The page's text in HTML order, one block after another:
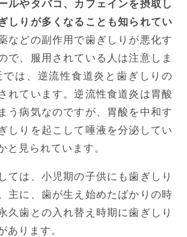
ルやタバコ、カフェインを摂取し
しりが多くなることも知られてい
などの副作用で歯ぎしりが悪化す
で、服用されている人は注意しま
では、逆流性食道炎と歯ぎしりの
れています。逆流性食道炎は胃酸
う病気なのですが、胃酸を中和す
しりを起こして唾液を分泌してい
と見られています。
ては、小児期の子供にも歯ぎしり
主に、歯が生え始めたばかりの時
久歯との入れ替え時期に歯ぎしり
あります。